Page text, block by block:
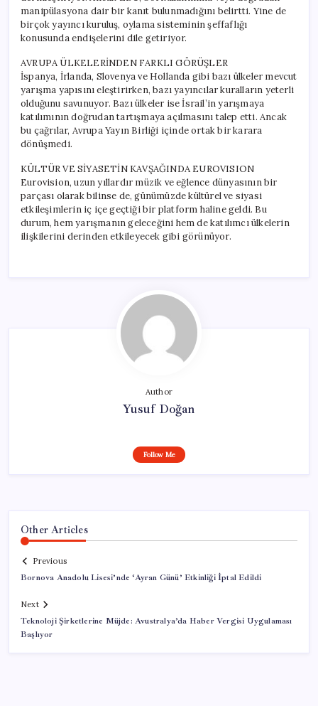
manipülasyona dair bir kanıt bulunmadığını belirtti. Yine de
birçok yayıncı kuruluş, oylama sisteminin şeffaflığı
konusunda endişelerini dile getiriyor.
AVRUPA ÜLKELERİNDEN FARKLI GÖRÜŞLER
İspanya, İrlanda, Slovenya ve Hollanda gibi bazı ülkeler mevcut
yarışma yapısını eleştirirken, bazı yayıncılar kuralların yeterli
olduğunu savunuyor. Bazı ülkeler ise İsrail’in yarışmaya
katılımının doğrudan tartışmaya açılmasını talep etti. Ancak
bu çağrılar, Avrupa Yayın Birliği içinde ortak bir karara
dönüşmedi.
KÜLTÜR VE SİYASETİN KAVŞAĞINDA EUROVISION
Eurovision, uzun yıllardır müzik ve eğlence dünyasının bir
parçası olarak bilinse de, günümüzde kültürel ve siyasi
etkileşimlerin iç içe geçtiği bir platform haline geldi. Bu
durum, hem yarışmanın geleceğini hem de katılımcı ülkelerin
ilişkilerini derinden etkileyecek gibi görünüyor.
Author
Yusuf Doğan
Follow Me
Other Articles
Previous
Bornova Anadolu Lisesi’nde ‘Ayran Günü’ Etkinliği İptal Edildi
Next
Teknoloji Şirketlerine Müjde: Avustralya’da Haber Vergisi Uygulaması
Başlıyor